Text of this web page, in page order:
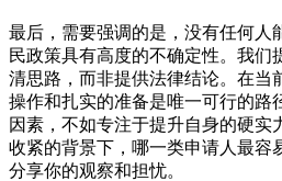
最后，需要强调的是，没有任何人
民政策具有高度的不确定性。我们
清思路，而非提供法律结论。在当
操作和扎实的准备是唯一可行的路
因素，不如专注于提升自身的硬实
收紧的背景下，哪一类申请人最容
分享你的观察和担忧。